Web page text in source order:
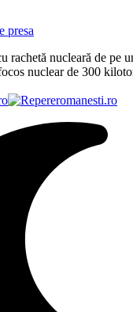
presa
rachetă nucleară de pe
nuclear de 300